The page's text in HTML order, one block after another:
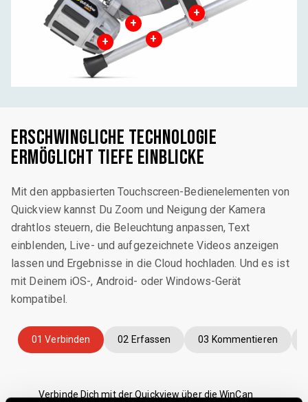
Erschwingliche Technologie
ermöglicht tiefe Einblicke
Mit den appbasierten Touchscreen-Bedienelementen von
Quickview kannst Du Zoom und Neigung der Kamera
drahtlos steuern, die Beleuchtung anpassen, Text
einblenden, Live- und aufgezeichnete Videos anzeigen
lassen und Ergebnisse in die Cloud hochladen. Und es ist
mit Deinem iOS-, Android- oder Windows-Gerät
kompatibel.
01 Verbinden 02 Erfassen 03 Kommentieren
Verbinde Dich mit der Quickview über die WinCan